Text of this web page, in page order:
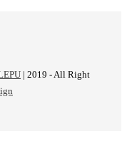
| 2019 - All Right